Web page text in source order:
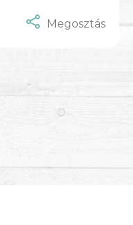
Megosztás